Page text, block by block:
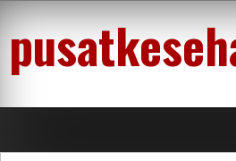
content